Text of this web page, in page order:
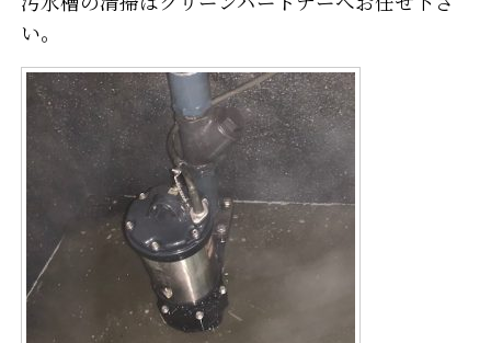
い。